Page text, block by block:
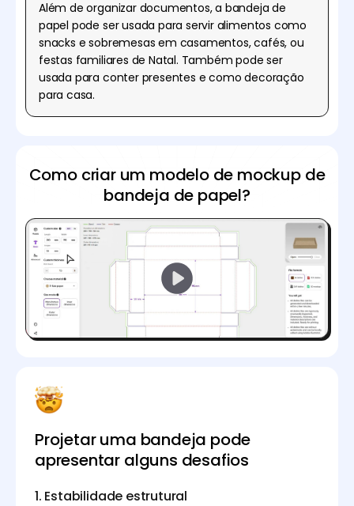
Além de organizar documentos, a bandeja de
papel pode ser usada para servir alimentos como
snacks e sobremesas em casamentos, cafés, ou
festas familiares de Natal. Também pode ser
usada para conter presentes e como decoração
para casa.
Como criar um modelo de mockup de
bandeja de papel?
Projetar uma bandeja pode
apresentar alguns desafios
1. Estabilidade estrutural